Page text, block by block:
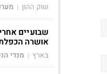
שוק ההון |
אושרה
בארץ | מנדי